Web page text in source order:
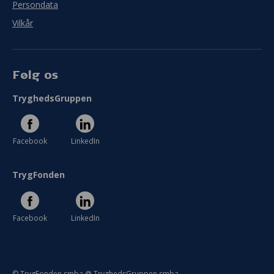
Persondata
Vilkår
Følg os
TryghedsGruppen
Facebook LinkedIn
TrygFonden
Facebook LinkedIn